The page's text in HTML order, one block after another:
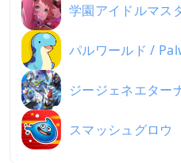
学園アイドルマス
パルワールド /
ジージェネエター
スマッシュグロウ